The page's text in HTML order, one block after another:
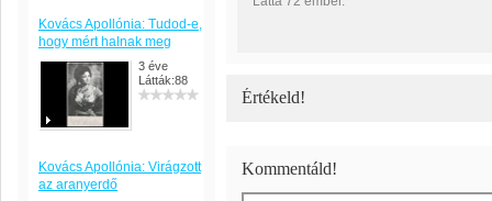
Kovács Apollónia: Tudod-e,
hogy mért halnak meg
3 éve
Látták:88
Kovács Apollónia: Virágzott
az aranyerdő
Értékeld!
Kommentáld!